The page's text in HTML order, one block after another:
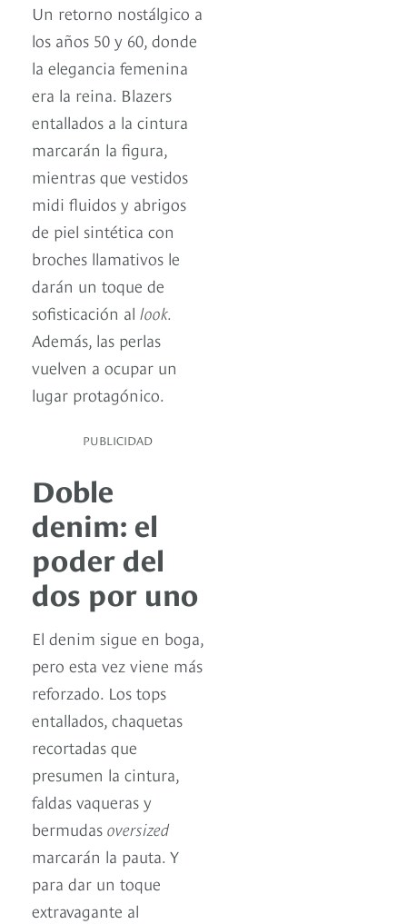
Un retorno nostálgico a
los años 50 y 60, donde
la elegancia femenina
era la reina. Blazers
entallados a la cintura
marcarán la figura,
mientras que vestidos
midi fluidos y abrigos
de piel sintética con
broches llamativos le
darán un toque de
sofisticación al look.
Además, las perlas
vuelven a ocupar un
lugar protagónico.
PUBLICIDAD
Doble
denim: el
poder del
dos por uno
El denim sigue en boga,
pero esta vez viene más
reforzado. Los tops
entallados, chaquetas
recortadas que
presumen la cintura,
faldas vaqueras y
bermudas oversized
marcarán la pauta. Y
para dar un toque
extravagante al